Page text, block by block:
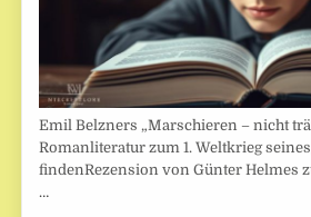
Emil Belzners „Marschieren – nicht
Romanliteratur zum 1. Weltkrieg
findenRezension von Günter Helmes
…